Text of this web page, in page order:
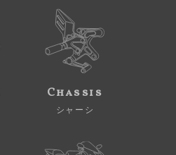
Chassis
シャーシ